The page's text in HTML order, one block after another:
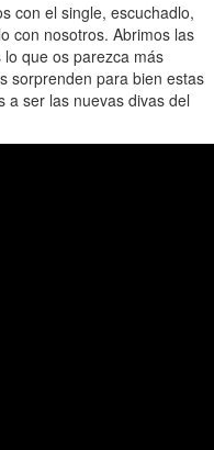
con el single, escuchadlo,
con nosotros. Abrimos las
que os parezca más
sorprenden para bien estas
a ser las nuevas divas del